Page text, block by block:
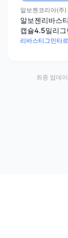
알보젠코리아(주)
알보젠리바스
캡슐4.5밀리그
바스티그민타르
최종 업데